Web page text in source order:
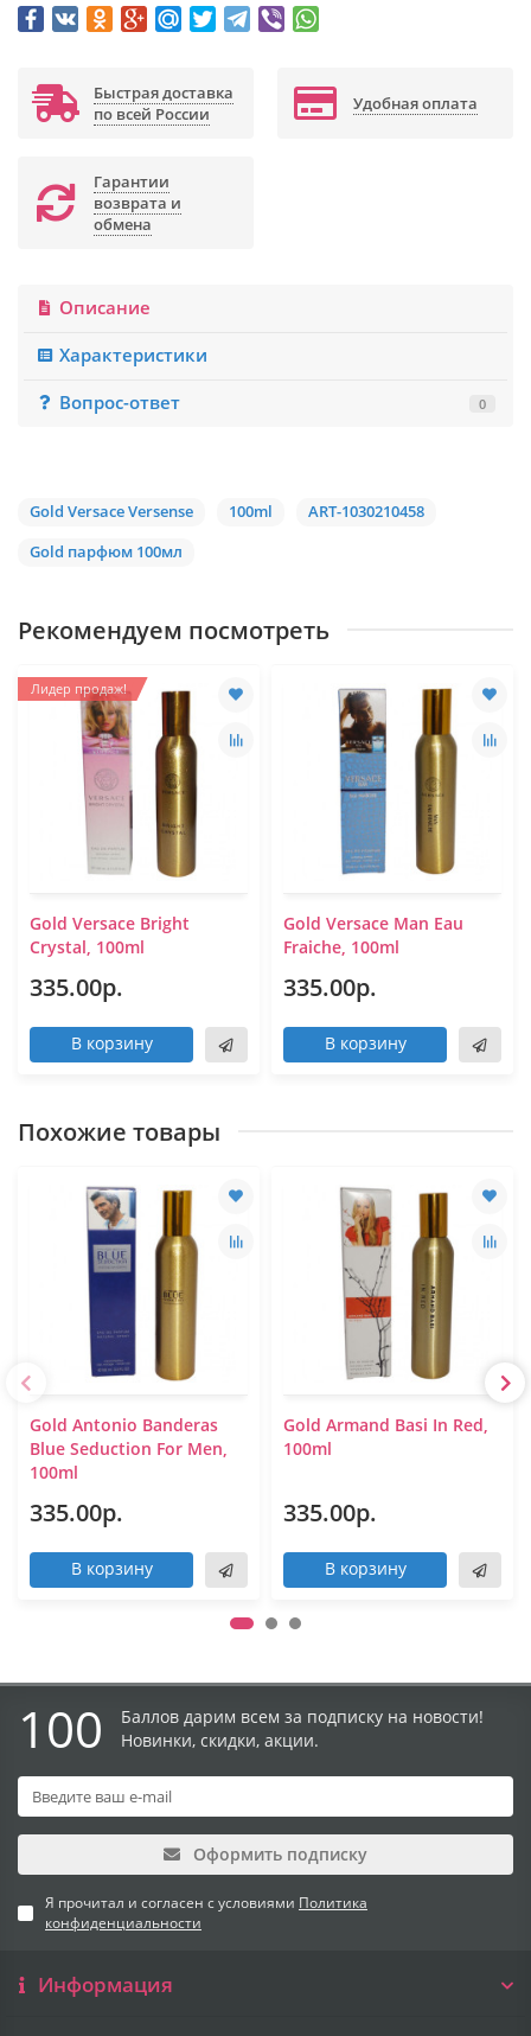
Быстрая доставка
по всей России
Удобная оплата
Гарантии
возврата и
обмена
Описание
Характеристики
Вопрос-ответ
0
Gold Versace Versense 100ml
ART-1030210458
Gold парфюм 100мл
Рекомендуем посмотреть
Лидер продаж!
Gold Versace Bright
Crystal, 100ml
335.00р.
В корзину
Gold Versace Man Eau
Fraiche, 100ml
335.00р.
В корзину
Похожие товары
Gold Antonio Banderas
Blue Seduction For Men,
100ml
335.00р.
В корзину
Gold Armand Basi In Red,
100ml
335.00р.
В корзину
100
Баллов дарим всем за подписку на новости!
Новинки, скидки, акции.
Оформить подписку
Я прочитал и согласен с условиями Политика
конфиденциальности
Информация